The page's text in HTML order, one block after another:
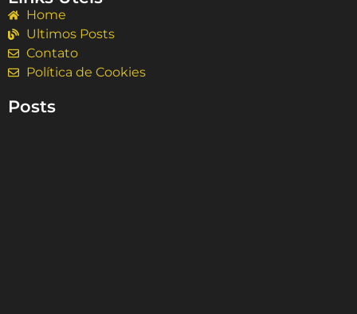
Home
Ultimos Posts
Contato
Política de Cookies
Posts